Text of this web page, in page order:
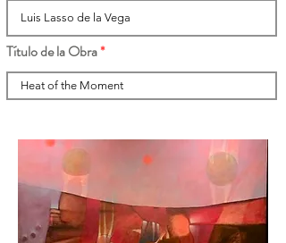
Título de la Obra